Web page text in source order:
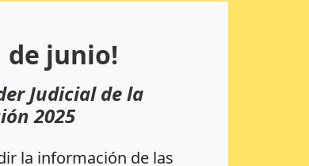
de junio!
Judicial de la
2025
la información de las